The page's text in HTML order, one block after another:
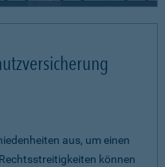
aus, um einen
können